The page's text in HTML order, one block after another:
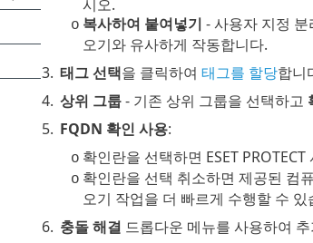
시오.
o 복사하여 붙여넣기 - 사용자 지정
오기와 유사하게 작동합니다.
3. 태그 선택을 클릭하여 태그를 할당합니
4. 상위 그룹- 기존 상위 그룹을 선택하고
5. FQDN 확인 사용:
o 확인란을 선택하면 ESET
o 확인란을 선택 취소하면 제공된 컴
오기 작업을 더 빠르게 수행할 수 있
6. 충돌 해결 드롭다운 메뉴를 사용하여